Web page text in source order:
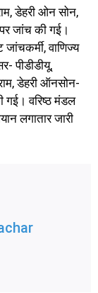
डेहरी ओन सोन,
जांच की गई।
वाणिज्य
पीडीडीयू,
डेहरी ऑनसोन-
वरिष्ठ मंडल
लगातार जारी